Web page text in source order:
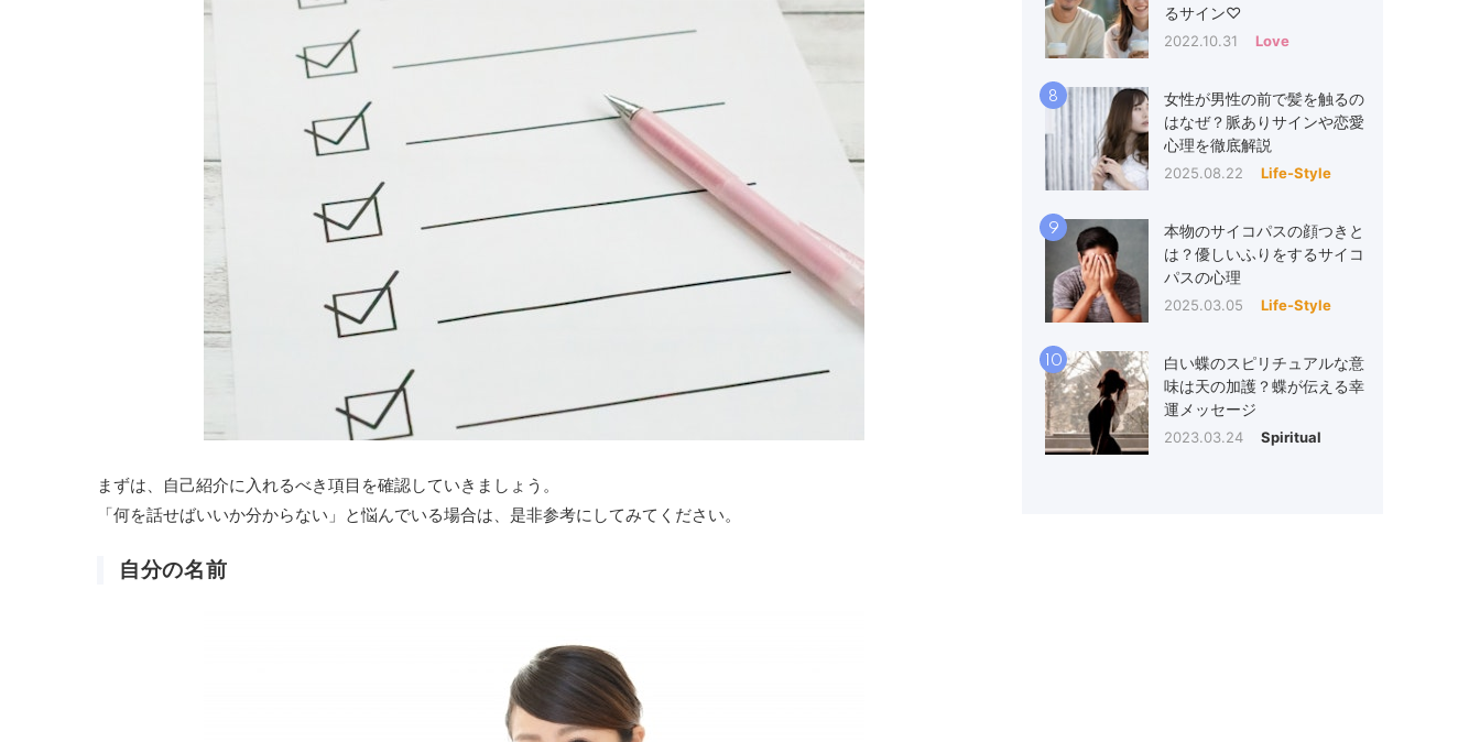
まずは、自己紹介に入れるべき項目を確認していきましょう。
「何を話せばいいか分からない」と悩んでいる場合は、是非参考にしてみてください。
自分の名前
るサイン♡
2022.10.31 Love
8
女性が男性の前で髪を触るの
はなぜ？脈ありサインや恋愛
心理を徹底解説
2025.08.22 Life-Style
9
本物のサイコパスの顔つきと
は？優しいふりをするサイコ
パスの心理
2025.03.05 Life-Style
10
白い蝶のスピリチュアルな意
味は天の加護？蝶が伝える幸
運メッセージ
2023.03.24 Spiritual